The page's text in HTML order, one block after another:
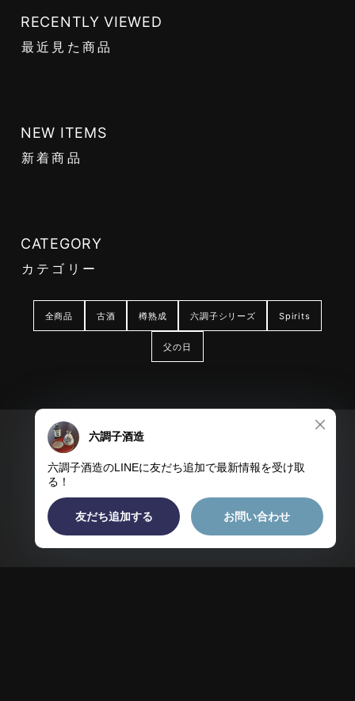
RECENTLY VIEWED
最近見た商品
NEW ITEMS
新着商品
CATEGORY
カテゴリー
全商品 古酒 樽熟成 六調子シリーズ Spirits
父の日